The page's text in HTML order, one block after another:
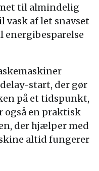
til almindelig
af let snavset
energibesparelse
start, der gør
på et tidspunkt,
også en praktisk
der hjælper med
altid fungerer